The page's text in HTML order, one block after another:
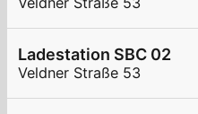
Ladestation SBC 02
Veldner Straße 53